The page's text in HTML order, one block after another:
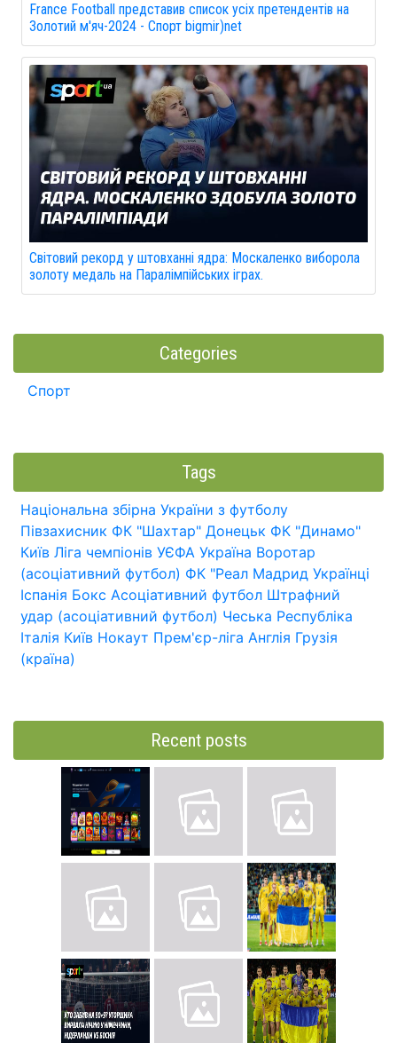
France Football представив список усіх претендентів на
Золотий м'яч-2024 - Спорт bigmir)net
Світовий рекорд у штовханні ядра: Москаленко виборола
золоту медаль на Паралімпійських іграх.
Categories
Спорт
Tags
Національна збірна України з футболу
Півзахисник ФК "Шахтар" Донецьк ФК "Динамо"
Київ Ліга чемпіонів УЄФА Україна Воротар
(асоціативний футбол) ФК "Реал Мадрид Українці
Іспанія Бокс Асоціативний футбол Штрафний
удар (асоціативний футбол) Чеська Республіка
Італія Київ Нокаут Прем'єр-ліга Англія Грузія
(країна)
Recent posts